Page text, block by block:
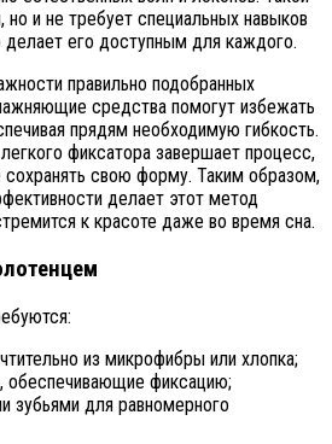
и не требует специальных навыков
делает его доступным для каждого.
правильно подобранных
средства помогут избежать
прядям необходимую гибкость.
фиксатора завершает процесс,
свою форму. Таким образом,
делает этот метод
к красоте даже во время сна.
из микрофибры или хлопка;
обеспечивающие фиксацию;
зубьями для равномерного